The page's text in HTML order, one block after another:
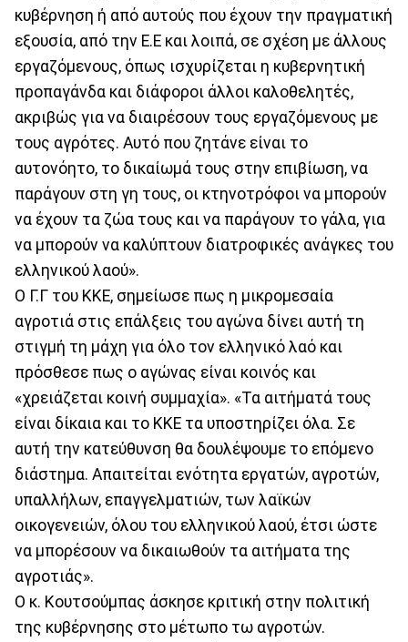
κυβέρνηση ή από αυτούς που έχουν την πραγματική
εξουσία, από την Ε.Ε και λοιπά, σε σχέση με άλλους
εργαζόμενους, όπως ισχυρίζεται η κυβερνητική
προπαγάνδα και διάφοροι άλλοι καλοθελητές,
ακριβώς για να διαιρέσουν τους εργαζόμενους με
τους αγρότες. Αυτό που ζητάνε είναι το
αυτονόητο, το δικαίωμά τους στην επιβίωση, να
παράγουν στη γη τους, οι κτηνοτρόφοι να μπορούν
να έχουν τα ζώα τους και να παράγουν το γάλα, για
να μπορούν να καλύπτουν διατροφικές ανάγκες του
ελληνικού λαού».
Ο Γ.Γ του ΚΚΕ, σημείωσε πως η μικρομεσαία
αγροτιά στις επάλξεις του αγώνα δίνει αυτή τη
στιγμή τη μάχη για όλο τον ελληνικό λαό και
πρόσθεσε πως ο αγώνας είναι κοινός και
«χρειάζεται κοινή συμμαχία». «Τα αιτήματά τους
είναι δίκαια και το ΚΚΕ τα υποστηρίζει όλα. Σε
αυτή την κατεύθυνση θα δουλέψουμε το επόμενο
διάστημα. Απαιτείται ενότητα εργατών, αγροτών,
υπαλλήλων, επαγγελματιών, των λαϊκών
οικογενειών, όλου του ελληνικού λαού, έτσι ώστε
να μπορέσουν να δικαιωθούν τα αιτήματα της
αγροτιάς».
Ο κ. Κουτσούμπας άσκησε κριτική στην πολιτική
της κυβέρνησης στο μέτωπο τω αγροτών.